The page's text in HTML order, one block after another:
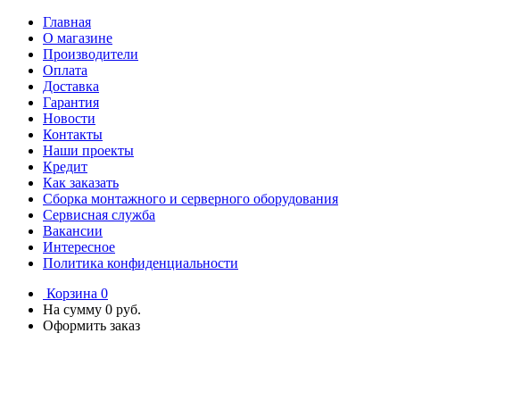
Главная
О магазине
Производители
Оплата
Доставка
Гарантия
Новости
Контакты
Наши проекты
Кредит
Как заказать
Сборка монтажного и серверного оборудования
Сервисная служба
Вакансии
Интересное
Политика конфиденциальности
Корзина 0
На сумму 0 руб.
Оформить заказ